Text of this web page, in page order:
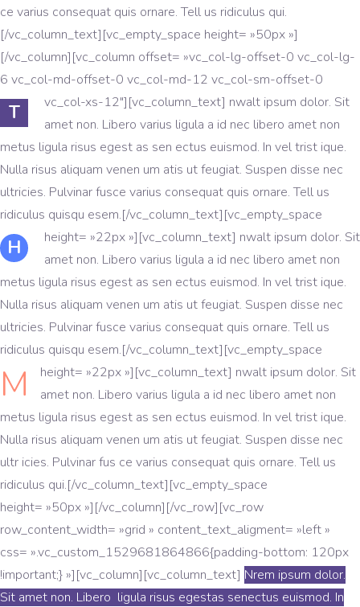
ce varius consequat quis ornare. Tell us ridiculus qui.
[/vc_column_text][vc_empty_space height= »50px »]
[/vc_column][vc_column offset= »vc_col-lg-offset-0 vc_col-lg-
6 vc_col-md-offset-0 vc_col-md-12 vc_col-sm-offset-0
vc_col-xs-12″][vc_column_text]
T
nwalt ipsum dolor. Sit
amet non. Libero varius ligula a id nec libero amet non
metus ligula risus egest as sen ectus euismod. In vel trist ique.
Nulla risus aliquam venen um atis ut feugiat. Suspen disse nec
ultricies. Pulvinar fusce varius consequat quis ornare. Tell us
ridiculus quisqu esem.[/vc_column_text][vc_empty_space
height= »22px »][vc_column_text]
H
nwalt ipsum dolor. Sit
amet non. Libero varius ligula a id nec libero amet non
metus ligula risus egest as sen ectus euismod. In vel trist ique.
Nulla risus aliquam venen um atis ut feugiat. Suspen disse nec
ultricies. Pulvinar fusce varius consequat quis ornare. Tell us
ridiculus quisqu esem.[/vc_column_text][vc_empty_space
height= »22px »][vc_column_text]
M
nwalt ipsum dolor. Sit
amet non. Libero varius ligula a id nec libero amet non
metus ligula risus egest as sen ectus euismod. In vel trist ique.
Nulla risus aliquam venen um atis ut feugiat. Suspen disse nec
ultr icies. Pulvinar fus ce varius consequat quis ornare. Tell us
ridiculus qui.[/vc_column_text][vc_empty_space
height= »50px »][/vc_column][/vc_row][vc_row
row_content_width= »grid » content_text_aligment= »left »
css= ».vc_custom_1529681864866{padding-bottom: 120px
!important;} »][vc_column][vc_column_text] Nrem ipsum dolor.
Sit amet non. Libero ligula risus egestas senectus euismod. In